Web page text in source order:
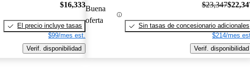
$16,333
El precio incluye tasas
$99/mes est.
Verif. disponibilidad
Buena
oferta
$23,347
Sin tasas de concesionario adicionales
$214/mes
Verif. disponibilidad